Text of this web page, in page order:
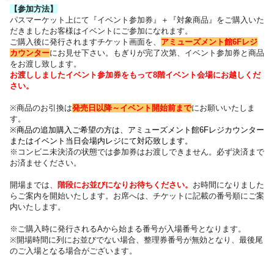
【参加方法】
パスマーケット上にて『イベント参加券』＋『対象商品』をご購入いた
だきましたお客様はイベントにご参加になれます。
ご購入後に発行されますチケット画面を、 アミューズメント館6Fレジ
カウンターにお見せ下さい。
もぎりが完了次第、イベント参加券と商品
をお渡し致します。
お渡ししましたイベント参加券をもって8階イベント会場にお越しくだ
さい。
※商品のお引換は発売日以降～ イベント開始前までにお願いいたしま
す。
※商品の追加購入ご希望の方は、 アミューズメント館6Fレジカウンター
またはイベント当日会場内レジにて対応致します。
※コンビニ未決済の状態では参加券はお渡しできません。必ず決済まで
お済ませください。
開場までは、 階段にお並びになりお待ちください。 お時間になりました
らご案内を開始いたします。お席へは、チケットに記載の番号順にご案
内いたします 。
※ご購入時に発行されるAから始まる番号が入場番号となります。
※開場時間に列にお並びでない場合、整理券番号が無効となり、最後尾
のご入場となる場合がございます。